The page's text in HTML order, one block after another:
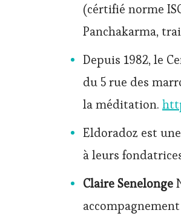
(cértifié norme
Panchakarma,
Depuis 1982, le
du 5 rue des
la méditation.
Eldoradoz est
à leurs
ClaireSenelonge